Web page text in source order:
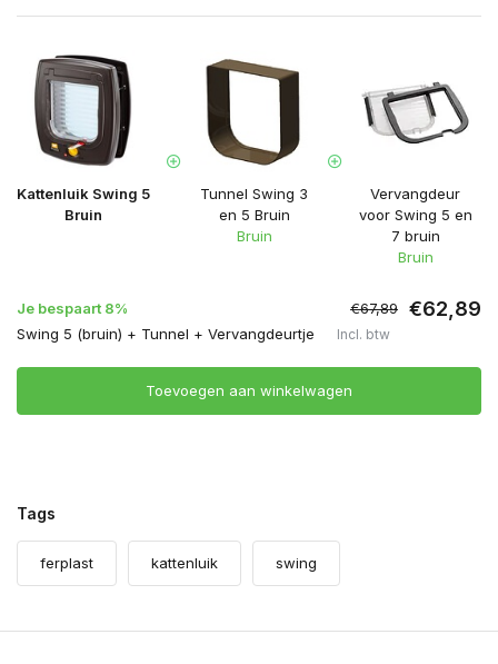
Kattenluik Swing 5
Bruin
Tunnel Swing 3
en 5 Bruin
Bruin
Vervangdeur
voor Swing 5 en
7 bruin
Bruin
Je bespaart 8% €67,89 €62,89
Swing 5 (bruin) + Tunnel + Vervangdeurtje Incl. btw
Toevoegen aan winkelwagen
Tags
ferplast kattenluik swing